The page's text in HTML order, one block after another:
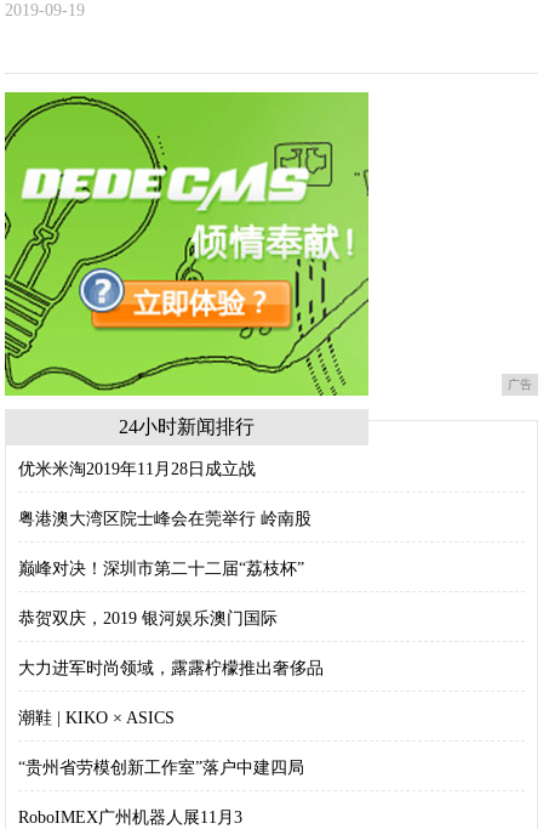
2019-09-19
广告
24小时新闻排行
优米米淘2019年11月28日成立战
粤港澳大湾区院士峰会在莞举行 岭南股
巅峰对决！深圳市第二十二届“荔枝杯”
恭贺双庆，2019 银河娱乐澳门国际
大力进军时尚领域，露露柠檬推出奢侈品
潮鞋 | KIKO × ASICS
“贵州省劳模创新工作室”落户中建四局
RoboIMEX广州机器人展11月3